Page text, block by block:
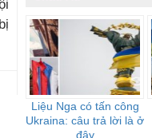
Liệu Nga có tấn công
Ukraina: câu trả lời là ở
đây